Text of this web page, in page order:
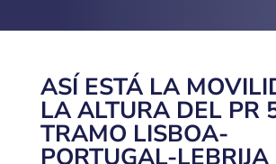
ASÍ ESTÁ LA
LA ALTURA DEL PR
TRAMO LISBOA-
PORTUGAL-